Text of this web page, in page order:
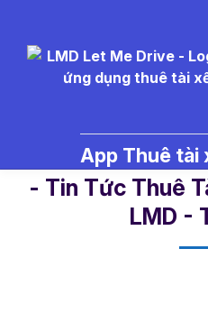
App Thuê tài
- Tin Tức Thuê
LMD -